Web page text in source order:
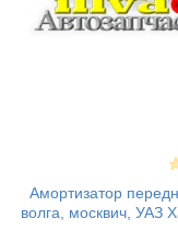
Амортизатор
волга, москвич, УАЗ